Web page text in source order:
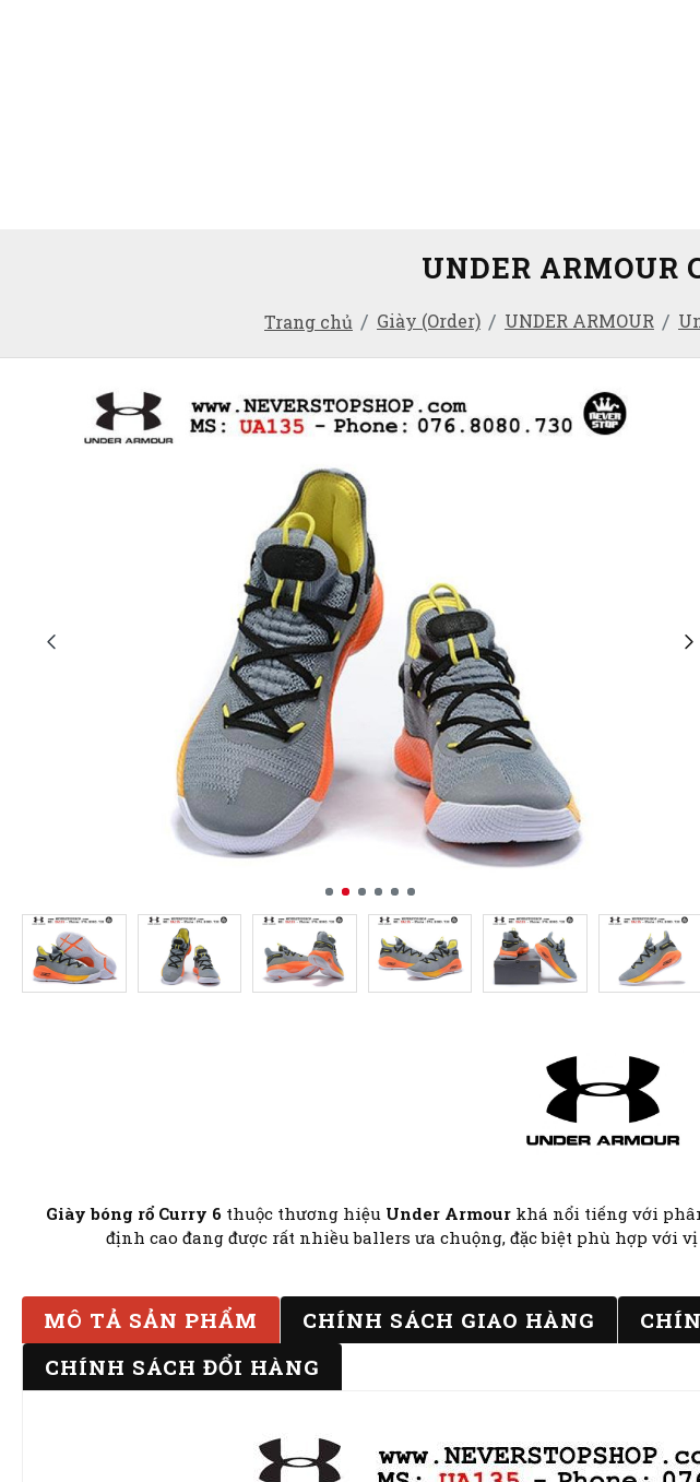
Trang chủ Giày (Order) UNDER ARMOUR
UNDER ARMOUR
MÔ TẢ SẢN PHẨM CHÍNH SÁCH GIAO HÀNG
CHÍNH SÁCH ĐỔI HÀNG
Giày bóng rổ Curry 6 thuộc thương hiệu Under Armour khá nổi tiếng với
định cao đang được rất nhiều ballers ưa chuộng, đặc biệt phù hợp với vị